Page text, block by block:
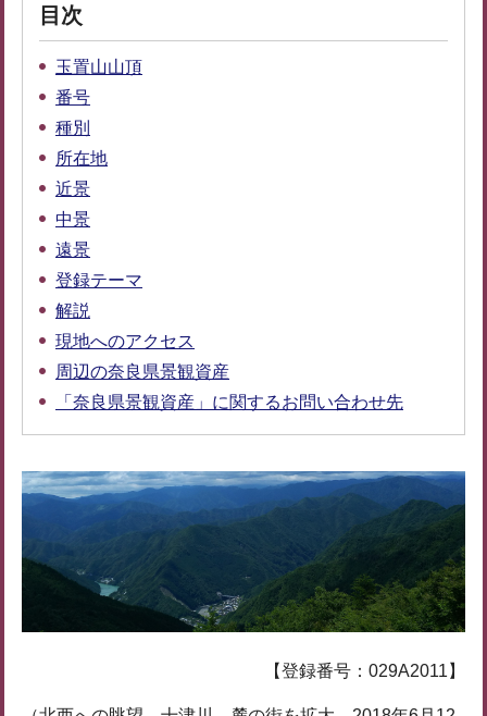
目次
玉置山山頂
番号
種別
所在地
近景
中景
遠景
登録テーマ
解説
現地へのアクセス
周辺の奈良県景観資産
「奈良県景観資産」に関するお問い合わせ先
【登録番号：029A2011】